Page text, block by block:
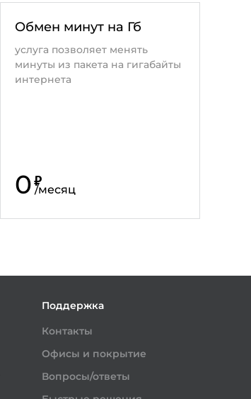
Обмен минут на Гб
услуга позволяет менять
минуты из пакета на гигабайты
интернета
0₽
/месяц
Поддержка
Контакты
Офисы и покрытие
Вопросы/ответы